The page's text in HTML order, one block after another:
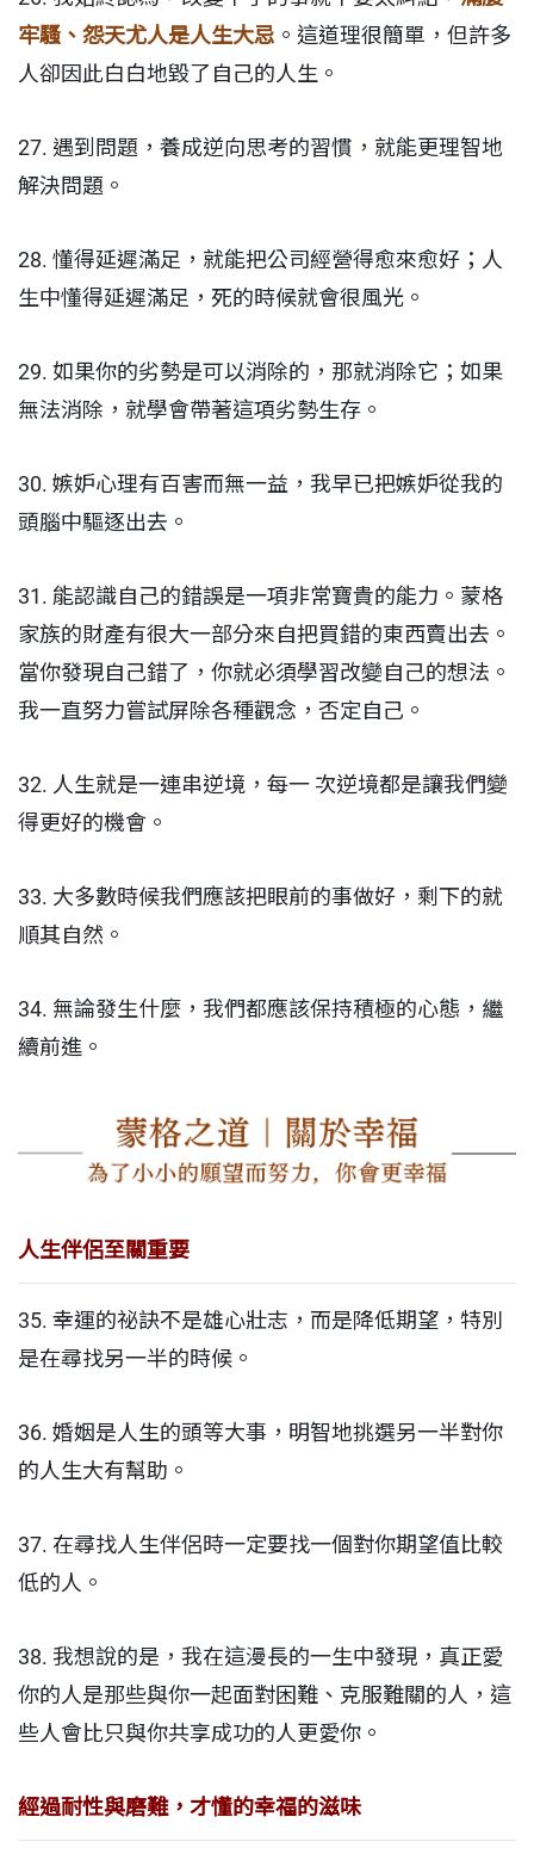
牢騷、怨天尤人是人生大忌 。這道理很簡單，但許多
人卻因此白白地毀了自己的人生。
27. 遇到問題，養成逆向思考的習慣，就能更理智地
解決問題。
28. 懂得延遲滿足，就能把公司經營得愈來愈好；人
生中懂得延遲滿足，死的時候就會很風光。
29. 如果你的劣勢是可以消除的，那就消除它；如果
無法消除，就學會帶著這項劣勢生存。
30. 嫉妒心理有百害而無一益，我早已把嫉妒從我的
頭腦中驅逐出去。
31. 能認識自己的錯誤是一項非常寶貴的能力。蒙格
家族的財產有很大一部分來自把買錯的東西賣出去。
當你發現自己錯了，你就必須學習改變自己的想法。
我一直努力嘗試屏除各種觀念，否定自己。
32. 人生就是一連串逆境，每一 次逆境都是讓我們變
得更好的機會。
33. 大多數時候我們應該把眼前的事做好，剩下的就
順其自然。
34. 無論發生什麼，我們都應該保持積極的心態，繼
續前進。
人生伴侶至關重要
35. 幸運的祕訣不是雄心壯志，而是降低期望，特別
是在尋找另一半的時候。
36. 婚姻是人生的頭等大事，明智地挑選另一半對你
的人生大有幫助。
37. 在尋找人生伴侶時一定要找一個對你期望值比較
低的人。
38. 我想說的是，我在這漫長的一生中發現，真正愛
你的人是那些與你一起面對困難、克服難關的人，這
些人會比只與你共享成功的人更愛你。
經過耐性與磨難，才懂的幸福的滋味